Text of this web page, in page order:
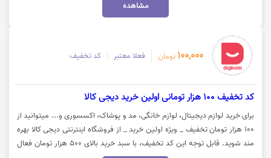
مشاهده
100,000 تومان فعلا معتبر کد تخفیف
کد تخفیف 100 هزار تومانی اولین خرید دیجی کالا
برای خرید لوازم دیجیتال، لوازم خانگی، مد و پوشاک، اکسسوری و... میتوانید از
100 هزار تومان تخفیف _ ویژه اولین خرید _ از فروشگاه اینترنتی دیجی کالا بهره
مند شوید. قابل توجه این کد تخفیف، با سبد خرید بالای 500 هزار تومان فعال